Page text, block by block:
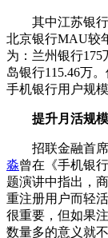
其中江苏银
北京银行MAU较
为：兰州银行175
岛银行115.46万
手机银行用户规
提升月活规
招联金融首
淼曾在《手机银
题演讲中指出，
重注册用户而轻
很重要，但如果
数量多的意义就